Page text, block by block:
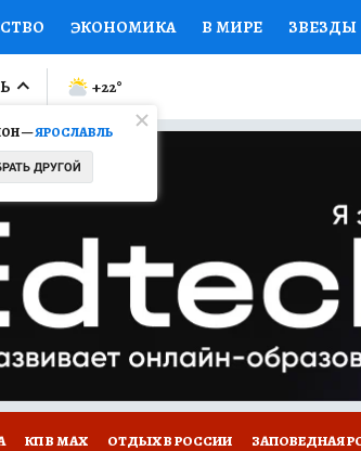
ЭКОНОМИКА В МИРЕ ЗВЕЗДЫ
МИР Я ЗНАЮ СЕМЬЯ ЖЕНСКИЕ
СЕРИАЛЫ
КОНКУРСЫ
—ЯРОСЛАВЛЬ
ДРУГОЙ
+22°
КП В МАХ ОТДЫХ В РОССИИ ЗАПОВЕДНАЯ